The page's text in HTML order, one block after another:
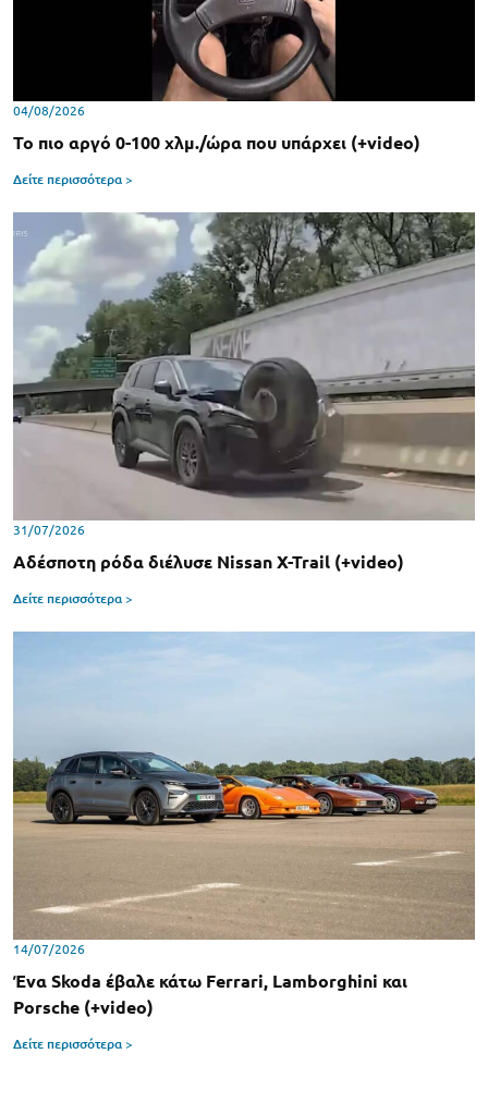
04/08/2026
Το πιο αργό 0-100 χλμ./ώρα που υπάρχει (+video)
Δείτε περισσότερα >
31/07/2026
Αδέσποτη ρόδα διέλυσε Nissan X-Trail (+video)
Δείτε περισσότερα >
14/07/2026
Ένα Skoda έβαλε κάτω Ferrari, Lamborghini και
Porsche (+video)
Δείτε περισσότερα >